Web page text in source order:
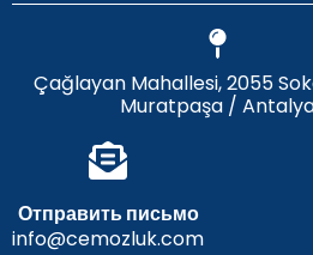
Çağlayan Mahallesi, 2055
Muratpaşa /
Отправить письмо
info@cemozluk.com